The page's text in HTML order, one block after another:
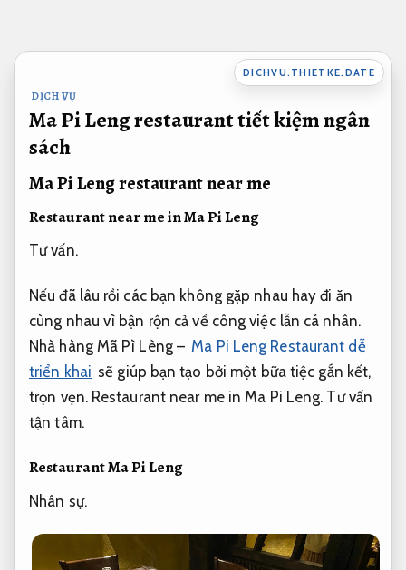
nội
dung
DICHVU.THIETKE.DATE
DỊCH VỤ
Ma Pi Leng restaurant tiết kiệm ngân
sách
Ma Pi Leng restaurant near me
Restaurant near me in Ma Pi Leng
Tư vấn.
Nếu đã lâu rồi các bạn không gặp nhau hay đi ăn
cùng nhau vì bận rộn cả về công việc lẫn cá nhân.
Nhà hàng Mã Pì Lèng – Ma Pi Leng Restaurant dễ
triển khai sẽ giúp bạn tạo bởi một bữa tiệc gắn kết,
trọn vẹn. Restaurant near me in Ma Pi Leng. Tư vấn
tận tâm.
Restaurant Ma Pi Leng
Nhân sự.